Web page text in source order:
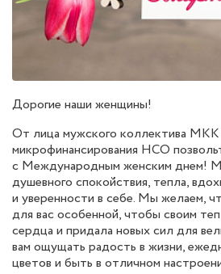
Дорогие наши женщины!
От лица мужского коллектива
микрофинансирования НСО
с Международным женским днем!
душевного спокойствия, тепла,
и уверенности в себе. Мы желаем,
для вас особенной, чтобы своим
сердца и придала новых сил для
вам ощущать радость в жизни,
цветов и быть в отличном